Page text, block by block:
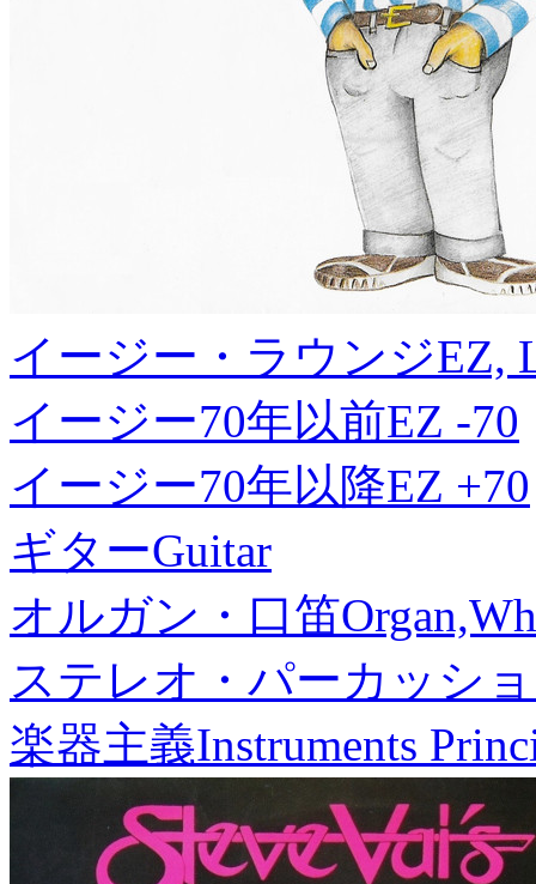
イージー・ラウンジEZ,
イージー70年以前EZ -70
イージー70年以降EZ +70
ギターGuitar
オルガン・口笛
ステレオ・パーカッシ
楽器主義Instruments